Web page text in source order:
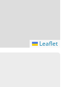
Leaflet